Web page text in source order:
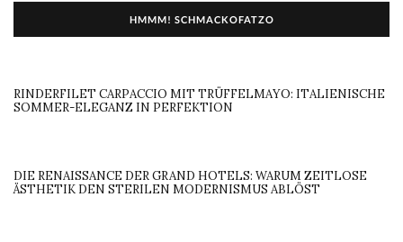
HMMM! SCHMACKOFATZO
RINDERFILET CARPACCIO MIT TRÜFFELMAYO: ITALIENISCHE
SOMMER-ELEGANZ IN PERFEKTION
DIE RENAISSANCE DER GRAND HOTELS: WARUM ZEITLOSE
ÄSTHETIK DEN STERILEN MODERNISMUS ABLÖST